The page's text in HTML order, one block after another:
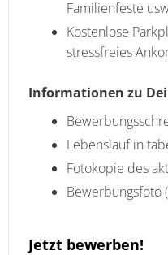
Familienfeste
Kostenlose
stressfreies
Informationen zu
Lebenslauf in
Fotokopie des
Bewerbungsfoto
Jetzt bewerben!